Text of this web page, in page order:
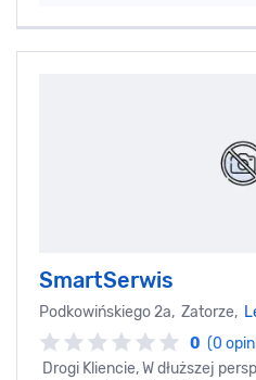
SmartSerwis
Podkowińskiego 2a, Zatorze,
0 (0
Drogi Kliencie, W dłuższej